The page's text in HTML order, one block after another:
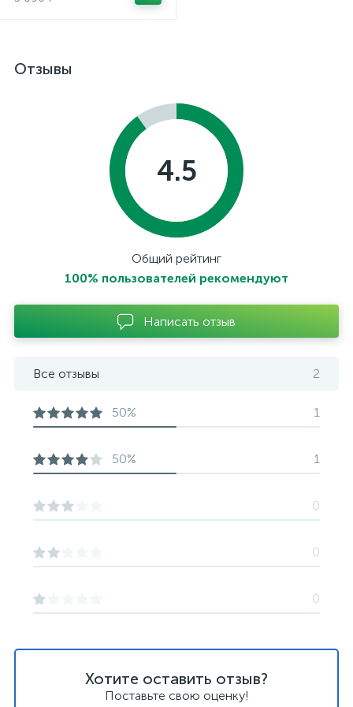
Отзывы
Хотите оставить отзыв?
Поставьте свою оценку!
4.5
Общий рейтинг
100% пользователей рекомендуют
Написать отзыв
Все отзывы 2
50% 1
50% 1
0
0
0